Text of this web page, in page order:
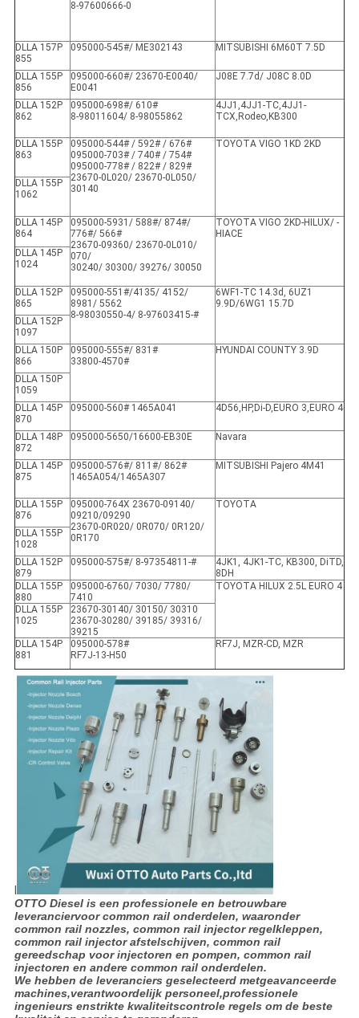
8-97600666-0
DLLA 157P
855
095000-545#/ ME302143 MITSUBISHI 6M60T 7.5D
DLLA 155P
856
095000-660#/ 23670-E0040/
E0041
J08E 7.7d/ J08C 8.0D
DLLA 152P
862
095000-698#/ 610#
8-98011604/ 8-98055862
4JJ1,4JJ1-TC,4JJ1-
TCX,Rodeo,KB300
DLLA 155P
863
095000-544# / 592# / 676#
095000-703# / 740# / 754#
095000-778# / 822# / 829#
23670-0L020/ 23670-0L050/
30140
TOYOTA VIGO 1KD 2KD
DLLA 155P
1062
DLLA 145P
864
095000-5931/ 588#/ 874#/
776#/ 566#
23670-09360/ 23670-0L010/
070/
30240/ 30300/ 39276/ 30050
TOYOTA VIGO 2KD-HILUX/ -
HIACE
DLLA 145P
1024
DLLA 152P
865
095000-551#/4135/ 4152/
8981/ 5562
8-98030550-4/ 8-97603415-#
6WF1-TC 14.3d, 6UZ1
9.9D/6WG1 15.7D
DLLA 152P
1097
DLLA 150P
866
095000-555#/ 831#
33800-4570#
HYUNDAI COUNTY 3.9D
DLLA 150P
1059
DLLA 145P
870
095000-560# 1465A041 4D56,HP,Di-D,EURO 3,EURO 4
DLLA 148P
872
095000-5650/16600-EB30E Navara
DLLA 145P
875
095000-576#/ 811#/ 862#
1465A054/1465A307
MITSUBISHI Pajero 4M41
DLLA 155P
876
095000-764X 23670-09140/
09210/09290
23670-0R020/ 0R070/ 0R120/
0R170
TOYOTA
DLLA 155P
1028
DLLA 152P
879
095000-575#/ 8-97354811-#
4JK1, 4JK1-TC, KB300, DiTD,
8DH
DLLA 155P
880
095000-6760/ 7030/ 7780/
7410
TOYOTA HILUX 2.5L EURO 4
DLLA 155P
1025
23670-30140/ 30150/ 30310
23670-30280/ 39185/ 39316/
39215
DLLA 154P
881
095000-578#
RF7J-13-H50
RF7J, MZR-CD, MZR
OTTO Diesel is een professionele en betrouwbare
leveranciervoor common rail onderdelen, waaronder
common rail nozzles, common rail injector regelkleppen,
common rail injector afstelschijven, common rail
gereedschap voor injectoren en pompen, common rail
injectoren en andere common rail onderdelen.
We hebben de leveranciers geselecteerd metgeavanceerde
machines,verantwoordelijk personeel,professionele
ingenieurs enstrikte kwaliteitscontrole regels om de beste